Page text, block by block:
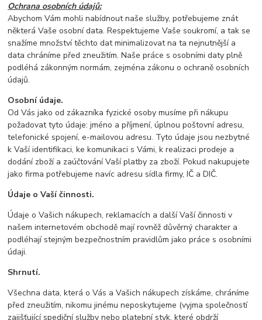
Ochrana osobních údajů:
Abychom Vám mohli nabídnout naše služby, potřebujeme znát
některá Vaše osobní data. Respektujeme Vaše soukromí, a tak se
snažíme množství těchto dat minimalizovat na ta nejnutnější a
data chráníme před zneužitím. Naše práce s osobními daty plně
podléhá zákonným normám, zejména zákonu o ochraně osobních
údajů.
Osobní údaje.
Od Vás jako od zákazníka fyzické osoby musíme při nákupu
požadovat tyto údaje: jméno a příjmení, úplnou poštovní adresu,
telefonické spojení, e-mailovou adresu. Tyto údaje jsou nezbytné
k Vaší identifikaci, ke komunikaci s Vámi, k realizaci prodeje a
dodání zboží a zaúčtování Vaší platby za zboží. Pokud nakupujete
jako firma potřebujeme navíc adresu sídla firmy, IČ a DIČ.
Údaje o Vaší činnosti.
Údaje o Vašich nákupech, reklamacích a další Vaší činnosti v
našem internetovém obchodě mají rovněž důvěrný charakter a
podléhají stejným bezpečnostním pravidlům jako práce s osobními
údaji.
Shrnutí.
Všechna data, která o Vás a Vašich nákupech získáme, chráníme
před zneužitím, nikomu jinému neposkytujeme (vyjma společností
zajišťující spediční služby nebo platební styk, které obdrží